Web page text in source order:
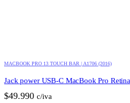
MACBOOK PRO 13 TOUCH BAR | A1706 (2016)
Jack power USB-C MacBook Pro
$49.990 c/iva